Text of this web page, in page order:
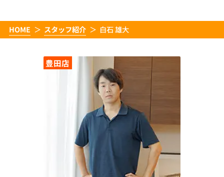
HOME スタッフ紹介 白石 雄大
豊田店